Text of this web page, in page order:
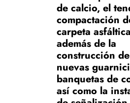
de calcio, el
compactación
carpeta
además de la
construcción de
nuevas
banquetas de
así como la